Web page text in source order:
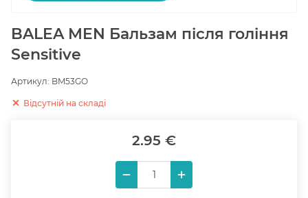
BALEA MEN Бальзам після гоління
Sensitive
Артикул: BM53GO
Відсутній на складі
2.95 €